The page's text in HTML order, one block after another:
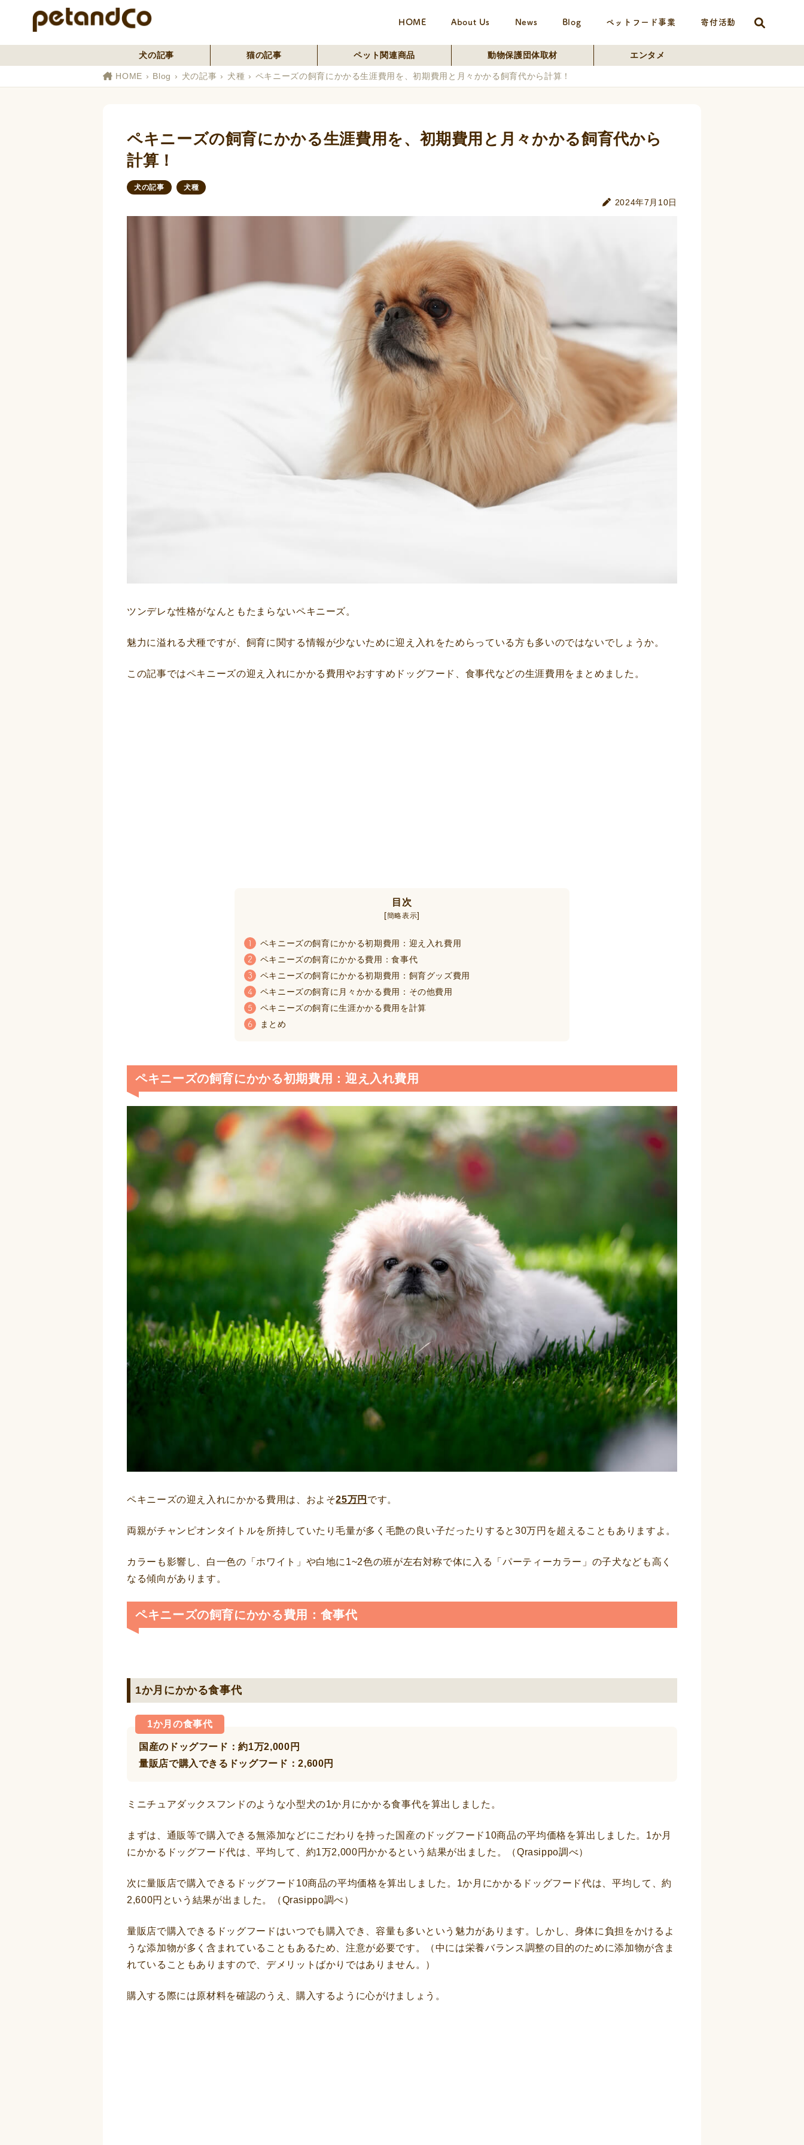
HOME About Us News Blog ペットフード事業 寄付活動
犬の記事 猫の記事 ペット関連商品 動物保護団体取材 エンタメ
HOME Blog 犬の記事 犬種 ペキニーズの飼育にかかる生涯費用を、初期費用と月々かかる飼育代から計算！
ペキニーズの飼育にかかる生涯費用を、初期費用と月々かかる飼育代から
計算！
犬の記事 犬種
2024年7月10日
ツンデレな性格がなんともたまらないペキニーズ。
魅力に溢れる犬種ですが、飼育に関する情報が少ないために迎え入れをためらっている方も多いのではないでしょうか。
この記事ではペキニーズの迎え入れにかかる費用やおすすめドッグフード、食事代などの生涯費用をまとめました。
目次
[簡略表示]
1 ペキニーズの飼育にかかる初期費用：迎え入れ費用
2 ペキニーズの飼育にかかる費用：食事代
3 ペキニーズの飼育にかかる初期費用：飼育グッズ費用
4 ペキニーズの飼育に月々かかる費用：その他費用
5 ペキニーズの飼育に生涯かかる費用を計算
6 まとめ
ペキニーズの飼育にかかる初期費用：迎え入れ費用
ペキニーズの迎え入れにかかる費用は、およそ25万円 です。
両親がチャンピオンタイトルを所持していたり毛量が多く毛艶の良い子だったりすると30万円を超えることもありますよ。
カラーも影響し、白一色の「ホワイト」や白地に1~2色の班が左右対称で体に入る「パーティーカラー」の子犬なども高く
なる傾向があります。
ペキニーズの飼育にかかる費用：食事代
1か月にかかる食事代
1か月の食事代
国産のドッグフード：約1万2,000円
量販店で購入できるドッグフード：2,600円
ミニチュアダックスフンドのような小型犬の1か月にかかる食事代を算出しました。
まずは、通販等で購入できる無添加などにこだわりを持った国産のドッグフード10商品の平均価格を算出しました。1か月
にかかるドッグフード代は、平均して、約1万2,000円かかるという結果が出ました。（Qrasippo調べ）
次に量販店で購入できるドッグフード10商品の平均価格を算出しました。1か月にかかるドッグフード代は、平均して、約
2,600円という結果が出ました。（Qrasippo調べ）
量販店で購入できるドッグフードはいつでも購入でき、容量も多いという魅力があります。しかし、身体に負担をかけるよ
うな添加物が多く含まれていることもあるため、注意が必要です。（中には栄養バランス調整の目的のために添加物が含ま
れていることもありますので、デメリットばかりではありません。）
購入する際には原材料を確認のうえ、購入するように心がけましょう。